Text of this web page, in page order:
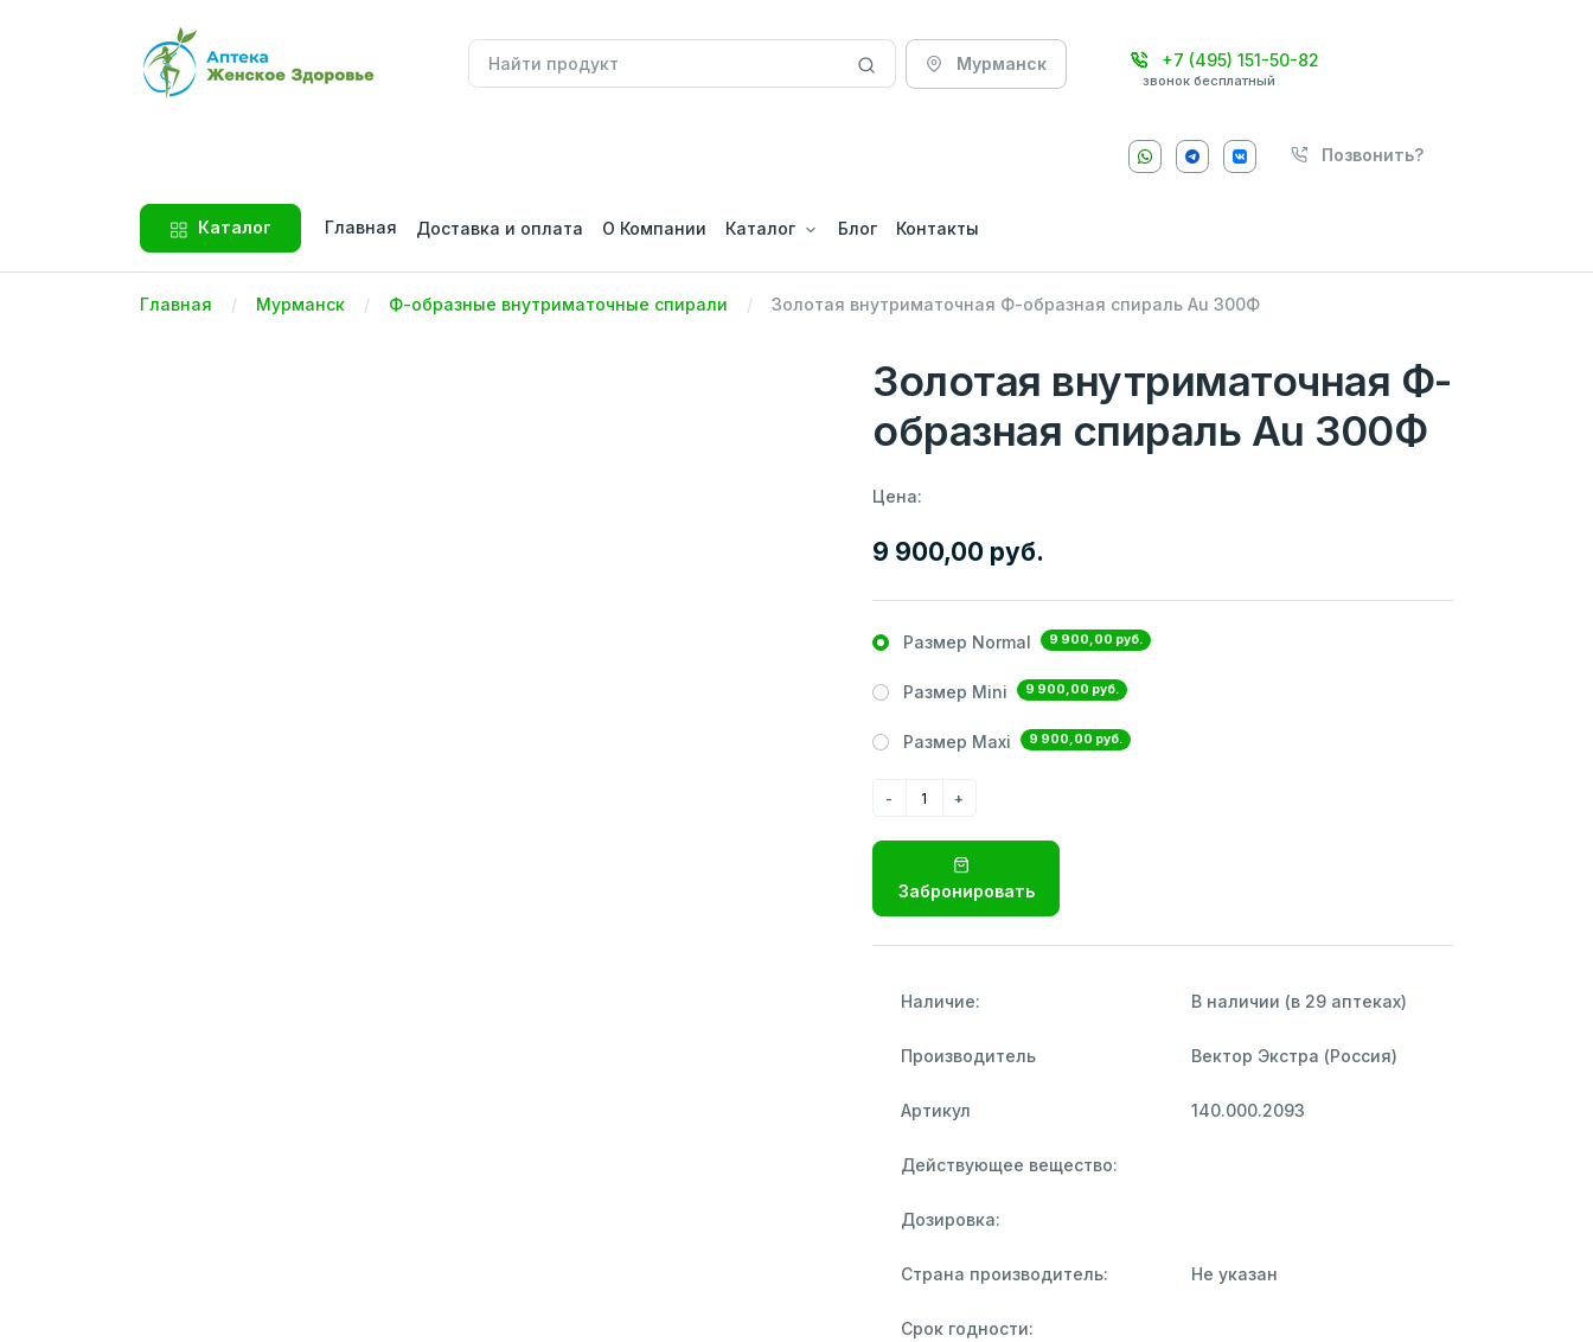
Мурманск +7 (495) 151-50-82
звонок бесплатный
Позвонить?
Каталог Главная Доставка и оплата О Компании Каталог Блог Контакты
Главная Мурманск Ф-образные внутриматочные спирали Золотая внутриматочная Ф-образная спираль Au 300Ф
Золотая внутриматочная Ф-
образная спираль Au 300Ф
Цена:
9 900,00 руб.
Размер Normal 9 900,00 руб.
Размер Mini 9 900,00 руб.
Размер Maxi 9 900,00 руб.
Забронировать
Наличие: В наличии (в 29 аптеках)
Производитель Вектор Экстра (Россия)
Артикул 140.000.2093
Действующее вещество:
Дозировка:
Страна производитель: Не указан
Срок годности: